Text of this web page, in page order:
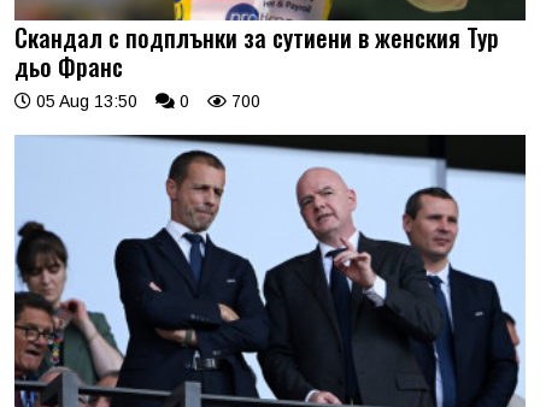
Скандал с подплънки за сутиени в женския Тур
дьо Франс
05 Aug 13:50 0 700